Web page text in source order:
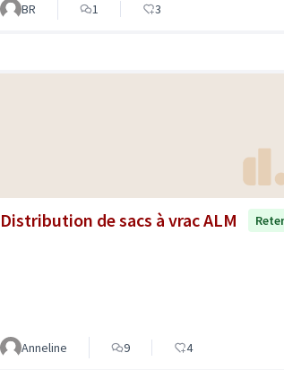
BR 1 3
Distribution de sacs à vrac ALM
Anneline 9 4